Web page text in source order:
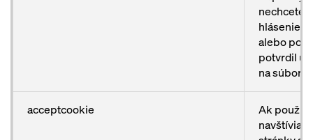
nechcete,
hlásenie
alebo
potvrdil
na súbor
acceptcookie
Ak
navštívia